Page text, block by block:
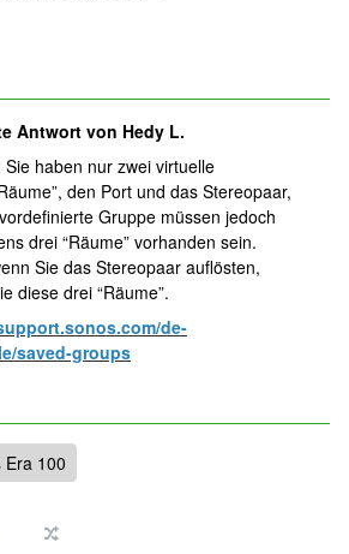
Antwort von Hedy L.
Sie haben nur zwei virtuelle
den Port und das Stereopaar,
Gruppe müssen jedoch
drei “Räume” vorhanden sein.
Sie das Stereopaar auflösten,
diese drei “Räume”.
de-
saved-groups
Era 100